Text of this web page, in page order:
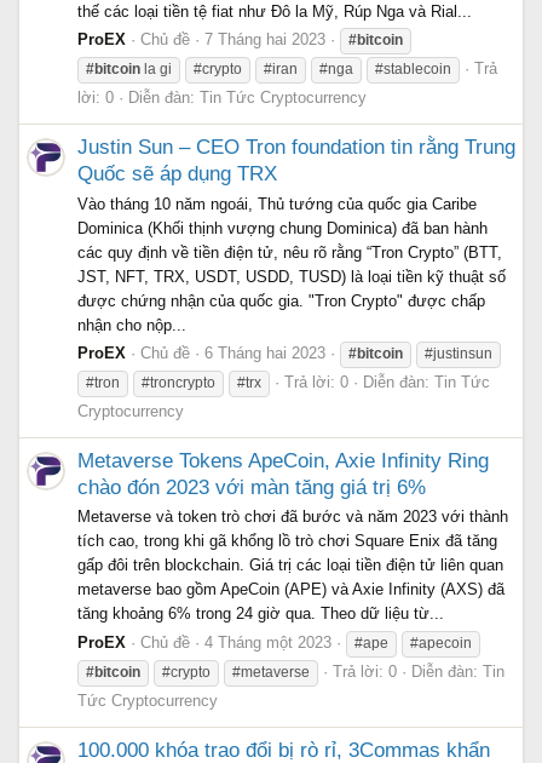
thế các loại tiền tệ fiat như Đô la Mỹ, Rúp Nga và Rial...
ProEX
Chủ đề 7 Tháng hai 2023
#bitcoin
#bitcoin la gi #crypto #iran #nga #stablecoin
Trả
lời: 0
Diễn đàn: Tin Tức Cryptocurrency
Justin Sun – CEO Tron foundation tin rằng Trung
Quốc sẽ áp dụng TRX
Vào tháng 10 năm ngoái, Thủ tướng của quốc gia Caribe
Dominica (Khối thịnh vượng chung Dominica) đã ban hành
các quy định về tiền điện tử, nêu rõ rằng “Tron Crypto” (BTT,
JST, NFT, TRX, USDT, USDD, TUSD) là loại tiền kỹ thuật số
được chứng nhận của quốc gia. "Tron Crypto" được chấp
nhận cho nộp...
ProEX
Chủ đề 6 Tháng hai 2023 #bitcoin
#justinsun
#tron
#troncrypto #trx Trả lời: 0 Diễn đàn: Tin Tức
Cryptocurrency
Metaverse Tokens ApeCoin, Axie Infinity Ring
chào đón 2023 với màn tăng giá trị 6%
Metaverse và token trò chơi đã bước và năm 2023 với thành
tích cao, trong khi gã khổng lồ trò chơi Square Enix đã tăng
gấp đôi trên blockchain. Giá trị các loại tiền điện tử liên quan
metaverse bao gồm ApeCoin (APE) và Axie Infinity (AXS) đã
tăng khoảng 6% trong 24 giờ qua. Theo dữ liệu từ...
ProEX
Chủ đề 4 Tháng một 2023 #ape
#apecoin
#bitcoin
#crypto #metaverse Trả lời: 0 Diễn đàn: Tin
Tức Cryptocurrency
100.000 khóa trao đổi bị rò rỉ, 3Commas khẩn